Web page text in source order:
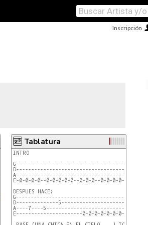
Inscripción
|(E)|
|(E)|
Tablatura
INTRO
E-0-0-0-0--0-0-0-0-0--0-0-0--0-0-0-0-0-0-0
DESPUES HACE:
D--------------
A----7----
E----------------------0-0-0-0-0-0-0-